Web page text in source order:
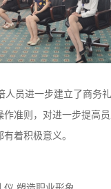
员进一步建立了商务
作准则，对进一步提高
着积极意义。